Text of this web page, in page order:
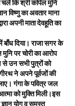
कि श्री कपिल मुनि
विष्णु का अवतार माना
अपनी माता देवहूति का
दिया। राजा सगर के
पर चोरी का आरोप
से उन सभी पुत्रों को
ने अपने पूर्वजों की
गंगा के पवित्र जल
को मुक्ति मिली।इस
योग व समस्त